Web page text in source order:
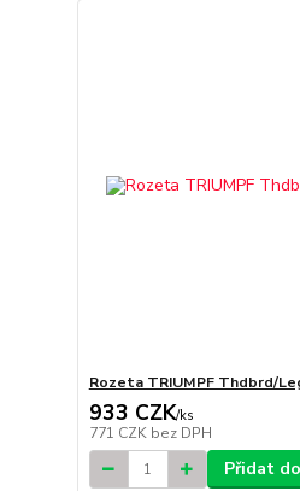
Rozeta TRIUMPF Thdbrd/
933 CZK/ks
771 CZK bez DPH
Přidat